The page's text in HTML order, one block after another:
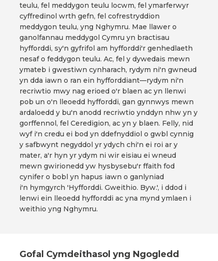
teulu, fel meddygon teulu locwm, fel ymarferwyr
cyffredinol wrth gefn, fel cofrestryddion
meddygon teulu, yng Nghymru. Mae llawer o
ganolfannau meddygol Cymru yn bractisau
hyfforddi, sy'n gyfrifol am hyfforddi'r genhedlaeth
nesaf o feddygon teulu. Ac, fel y dywedais mewn
ymateb i gwestiwn cynharach, rydym ni'n gwneud
yn dda iawn o ran ein hyfforddiant—rydym ni'n
recriwtio mwy nag erioed o'r blaen ac yn llenwi
pob un o'n lleoedd hyfforddi, gan gynnwys mewn
ardaloedd y bu'n anodd recriwtio ynddyn nhw yn y
gorffennol, fel Ceredigion, ac yn y blaen. Felly, nid
wyf i'n credu ei bod yn ddefnyddiol o gwbl cynnig
y safbwynt negyddol yr ydych chi'n ei roi ar y
mater, a'r hyn yr ydym ni wir eisiau ei wneud
mewn gwirionedd yw hysbysebu'r ffaith fod
cynifer o bobl yn hapus iawn o ganlyniad
i'n hymgyrch 'Hyfforddi. Gweithio. Byw.', i ddod i
lenwi ein lleoedd hyfforddi ac yna mynd ymlaen i
weithio yng Nghymru.
Gofal Cymdeithasol yng Ngogledd